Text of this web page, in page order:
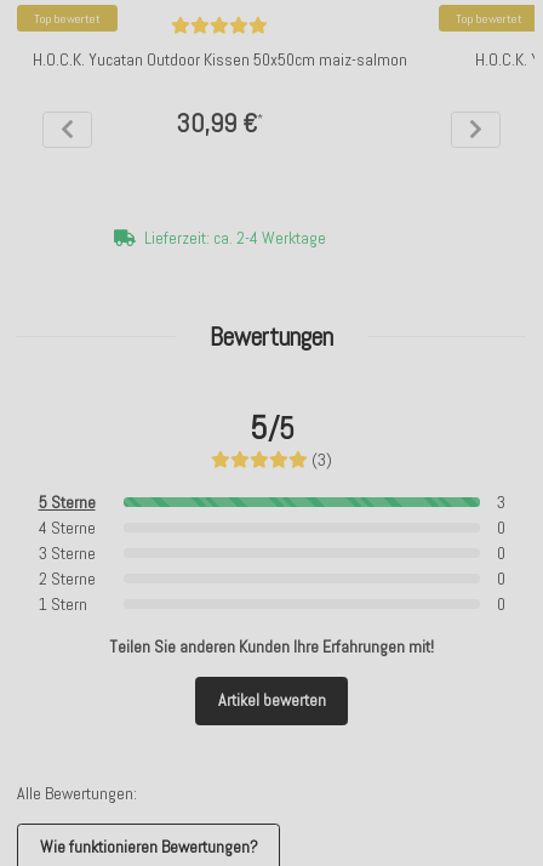
Bewertungen
5/5
(3)
5 Sterne
3
4 Sterne
0
3 Sterne
0
2 Sterne
0
1 Stern
0
Teilen Sie anderen Kunden Ihre Erfahrungen mit!
Artikel bewerten
Alle Bewertungen:
Wie funktionieren Bewertungen?
Top bewertet
H.O.C.K. Yucatan Outdoor Kissen 50x50cm maiz-salmon
30,99 €*
Lieferzeit: ca. 2-4 Werktage
Top bewertet
H.O.C.K.